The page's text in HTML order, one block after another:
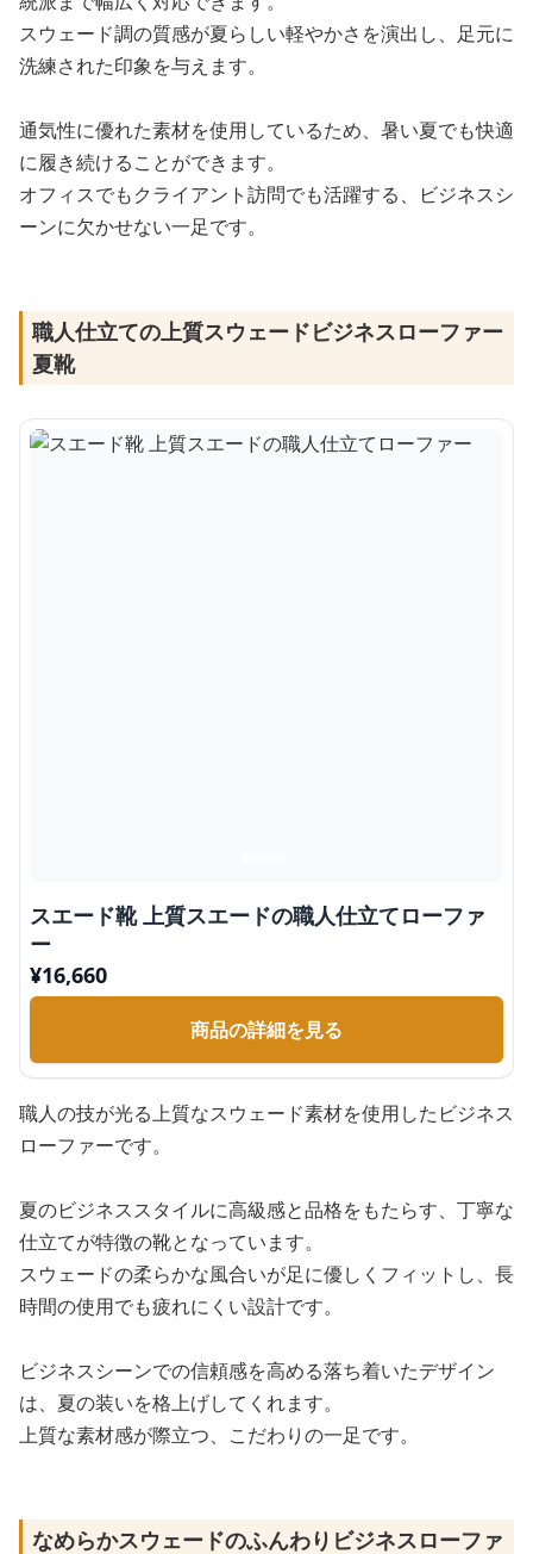
スウェード調の質感が夏らしい軽やかさを演出し、足元に
洗練された印象を与えます。
通気性に優れた素材を使用しているため、暑い夏でも快適
に履き続けることができます。
オフィスでもクライアント訪問でも活躍する、ビジネスシ
ーンに欠かせない一足です。
職人仕立ての上質スウェードビジネスローファー
夏靴
スエード靴 上質スエードの職人仕立てローファ
ー
¥16,660
商品の詳細を見る
職人の技が光る上質なスウェード素材を使用したビジネス
ローファーです。
夏のビジネススタイルに高級感と品格をもたらす、丁寧な
仕立てが特徴の靴となっています。
スウェードの柔らかな風合いが足に優しくフィットし、長
時間の使用でも疲れにくい設計です。
ビジネスシーンでの信頼感を高める落ち着いたデザイン
は、夏の装いを格上げしてくれます。
上質な素材感が際立つ、こだわりの一足です。
なめらかスウェードのふんわりビジネスローファ